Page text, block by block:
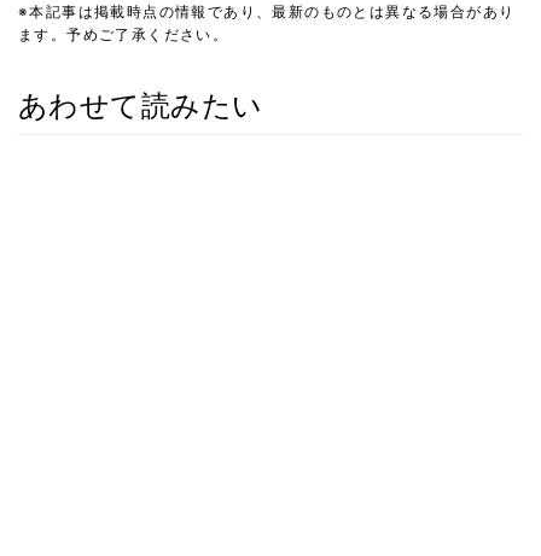
※本記事は掲載時点の情報であり、最新のものとは異なる場合があり
ます。予めご了承ください。
あわせて読みたい